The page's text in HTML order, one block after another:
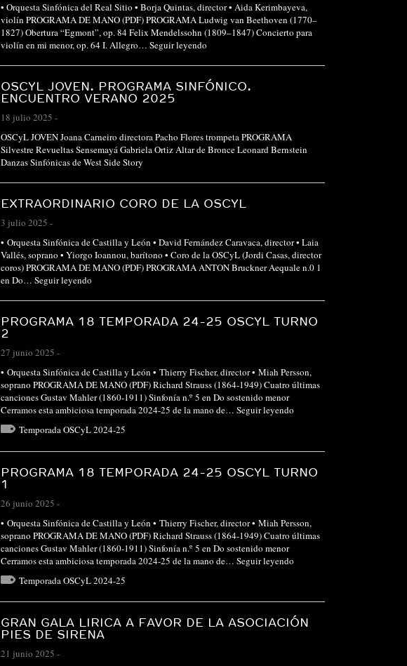
• Orquesta Sinfónica del Real Sitio • Borja Quintas, director • Aida Kerimbayeva,
violín PROGRAMA DE MANO (PDF) PROGRAMA Ludwig van Beethoven (1770–
1827) Obertura “Egmont”, op. 84 Felix Mendelssohn (1809–1847) Concierto para
violín en mi menor, op. 64 I. Allegro… Seguir leyendo
OSCYL JOVEN. PROGRAMA SINFÓNICO.
ENCUENTRO VERANO 2025
18 julio 2025 -
OSCyL JOVEN Joana Carneiro directora Pacho Flores trompeta PROGRAMA
Silvestre Revueltas Sensemayá Gabriela Ortiz Altar de Bronce Leonard Bernstein
Danzas Sinfónicas de West Side Story
EXTRAORDINARIO CORO DE LA OSCYL
3 julio 2025 -
• Orquesta Sinfónica de Castilla y León • David Fernández Caravaca, director • Laia
Vallés, soprano • Yiorgo Ioannou, barítono • Coro de la OSCyL (Jordi Casas, director
coros) PROGRAMA DE MANO (PDF) PROGRAMA ANTON Bruckner Aequale n.0 1
en Do… Seguir leyendo
PROGRAMA 18 TEMPORADA 24-25 OSCYL TURNO
2
27 junio 2025 -
• Orquesta Sinfónica de Castilla y León • Thierry Fischer, director • Miah Persson,
soprano PROGRAMA DE MANO (PDF) Richard Strauss (1864-1949) Cuatro últimas
canciones Gustav Mahler (1860-1911) Sinfonía n.º 5 en Do sostenido menor
Cerramos esta ambiciosa temporada 2024-25 de la mano de… Seguir leyendo
Temporada OSCyL 2024-25
PROGRAMA 18 TEMPORADA 24-25 OSCYL TURNO
1
26 junio 2025 -
• Orquesta Sinfónica de Castilla y León • Thierry Fischer, director • Miah Persson,
soprano PROGRAMA DE MANO (PDF) Richard Strauss (1864-1949) Cuatro últimas
canciones Gustav Mahler (1860-1911) Sinfonía n.º 5 en Do sostenido menor
Cerramos esta ambiciosa temporada 2024-25 de la mano de… Seguir leyendo
Temporada OSCyL 2024-25
GRAN GALA LIRICA A FAVOR DE LA ASOCIACIÓN
PIES DE SIRENA
21 junio 2025 -